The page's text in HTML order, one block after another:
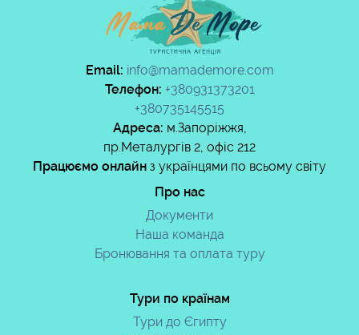
Email: info@mamademore.com
Телефон: +380931373201
+380735145515
Адреса: м.Запоріжжя,
пр.Металургів 2, офіс 212
Працюємо онлайн з українцями по всьому світу
Про нас
Документи
Наша команда
Бронювання та оплата туру
Тури по країнам
Тури до Єгипту